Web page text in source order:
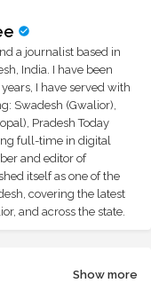
a journalist based in
India. I have been
I have served with
Swadesh (Gwalior),
Pradesh Today
full-time in digital
and editor of
itself as one of the
covering the latest
and across the state.
Show more